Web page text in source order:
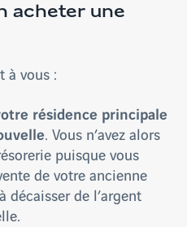
acheter une
à vous :
résidence principale
. Vous n’avez alors
puisque vous
de votre ancienne
décaisser de l’argent